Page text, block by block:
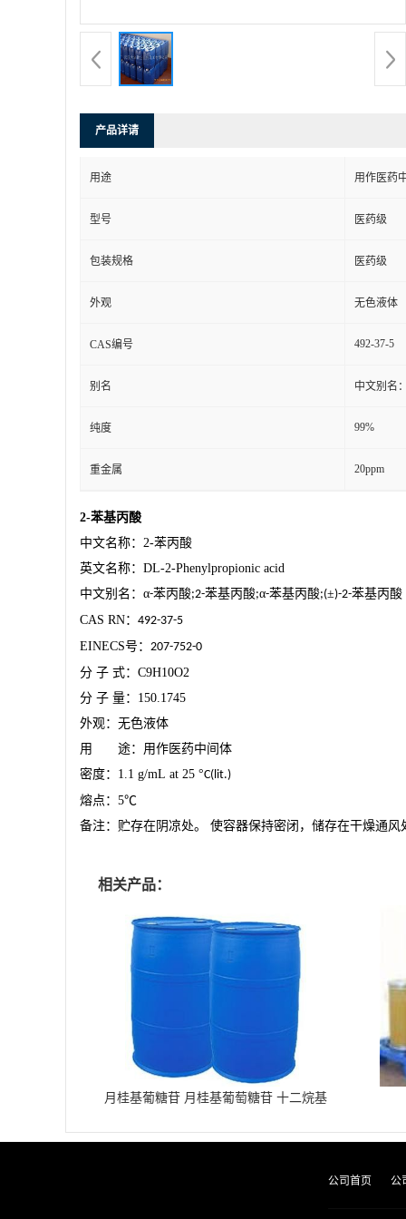
产品详请
用途 用作医药
型号 医药级
包装规格 医药级
外观 无色液体
CAS编号 492-37-5
别名 中文别名
纯度 99%
重金属 20ppm
2-苯基丙酸
中文名称： 2-苯丙酸
英文名称： DL-2-Phenylpropionic acid
中文别名： α-苯丙酸;2-苯基丙酸;α-苯基丙酸;(±)-2-苯基丙酸
CAS RN： 492-37-5
EINECS号： 207-752-0
分 子 式： C9H10O2
分 子 量： 150.1745
外观：无色液体
用 途：用作医药中间体
密度： 1.1 g/mL at 25 °C(lit.)
熔点： 5℃
备注： 贮存在阴凉处。 使容器保持密闭，储存在干燥通风
相关产品：
月桂基葡糖苷 月桂基葡萄糖苷 十二烷基
公司首页 公